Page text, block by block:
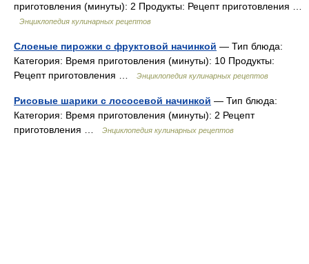
приготовления (минуты): 2 Продукты: Рецепт приготовления …
Энциклопедия кулинарных рецептов
Слоеные пирожки с фруктовой начинкой — Тип блюда:
Категория: Время приготовления (минуты): 10 Продукты:
Рецепт приготовления …
Энциклопедия кулинарных рецептов
Рисовые шарики с лососевой начинкой — Тип блюда:
Категория: Время приготовления (минуты): 2 Рецепт
приготовления …
Энциклопедия кулинарных рецептов